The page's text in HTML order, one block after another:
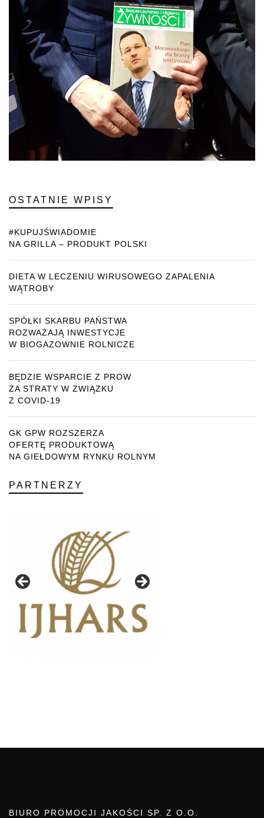
OSTATNIE WPISY
#KUPUJŚWIADOMIE
NA GRILLA – PRODUKT POLSKI
DIETA W LECZENIU WIRUSOWEGO ZAPALENIA
WĄTROBY
SPÓŁKI SKARBU PAŃSTWA
ROZWAŻAJĄ INWESTYCJE
W BIOGAZOWNIE ROLNICZE
BĘDZIE WSPARCIE Z PROW
ZA STRATY W ZWIĄZKU
Z COVID-19
GK GPW ROZSZERZA
OFERTĘ PRODUKTOWĄ
NA GIEŁDOWYM RYNKU ROLNYM
PARTNERZY
BIURO PROMOCJI JAKOŚCI SP. Z O.O.